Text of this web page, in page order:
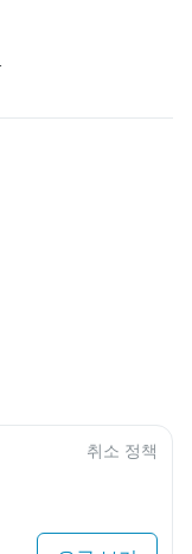
취소 정책